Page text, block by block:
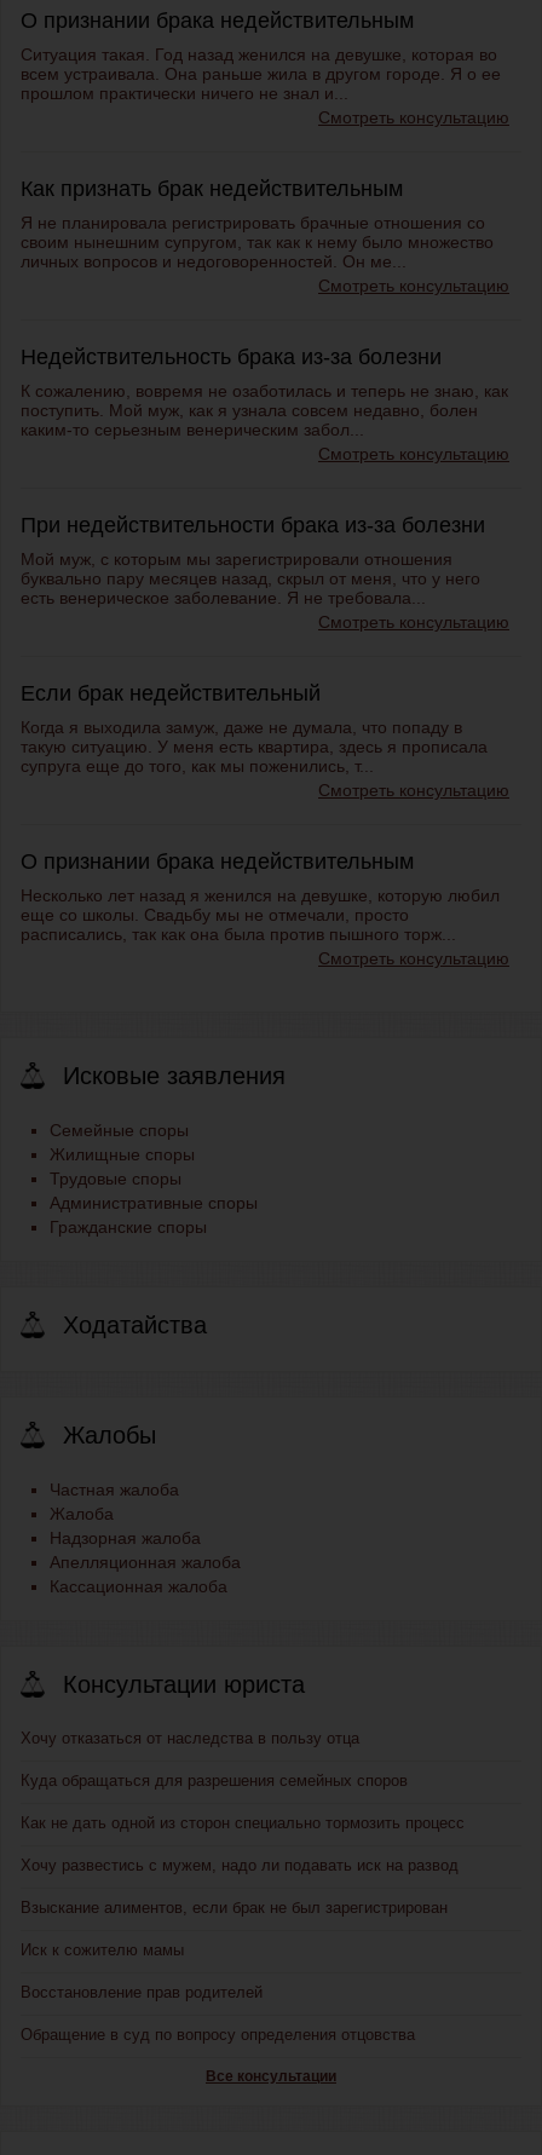
О признании брака недействительным
Ситуация такая. Год назад женился на девушке, которая во
всем устраивала. Она раньше жила в другом городе. Я о ее
прошлом практически ничего не знал и...
Смотреть консультацию
Как признать брак недействительным
Я не планировала регистрировать брачные отношения со
своим нынешним супругом, так как к нему было множество
личных вопросов и недоговоренностей. Он ме...
Смотреть консультацию
Недействительность брака из-за болезни
К сожалению, вовремя не озаботилась и теперь не знаю, как
поступить. Мой муж, как я узнала совсем недавно, болен
каким-то серьезным венерическим забол...
Смотреть консультацию
При недействительности брака из-за болезни
Мой муж, с которым мы зарегистрировали отношения
буквально пару месяцев назад, скрыл от меня, что у него
есть венерическое заболевание. Я не требовала...
Смотреть консультацию
Если брак недействительный
Когда я выходила замуж, даже не думала, что попаду в
такую ситуацию. У меня есть квартира, здесь я прописала
супруга еще до того, как мы поженились, т...
Смотреть консультацию
О признании брака недействительным
Несколько лет назад я женился на девушке, которую любил
еще со школы. Свадьбу мы не отмечали, просто
расписались, так как она была против пышного торж...
Смотреть консультацию
Исковые заявления
Семейные споры
Жилищные споры
Трудовые споры
Административные споры
Гражданские споры
Ходатайства
Жалобы
Частная жалоба
Жалоба
Надзорная жалоба
Апелляционная жалоба
Кассационная жалоба
Консультации юриста
Хочу отказаться от наследства в пользу отца
Куда обращаться для разрешения семейных споров
Как не дать одной из сторон специально тормозить процесс
Хочу развестись с мужем, надо ли подавать иск на развод
Взыскание алиментов, если брак не был зарегистрирован
Иск к сожителю мамы
Восстановление прав родителей
Обращение в суд по вопросу определения отцовства
Все консультации